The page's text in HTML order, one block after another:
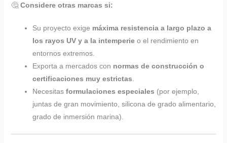
🤔 Considere otras marcas si:
Su proyecto exige máxima resistencia a largo plazo a
los rayos UV y a la intemperieo el rendimiento en
entornos extremos.
Exporta a mercados con normas de construcción o
certificaciones muy estrictas
Necesitas formulaciones especiales (por ejemplo,
juntas de gran movimiento, silicona de grado alimentario,
grado de inmersión marina).